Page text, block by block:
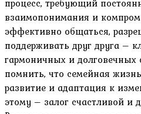
взаимопонимания и
эффективно общаться‚
поддерживать друг друга –
гармоничных и
помнить‚ что семейная
развитие и адаптация к
этому – залог счастливой и